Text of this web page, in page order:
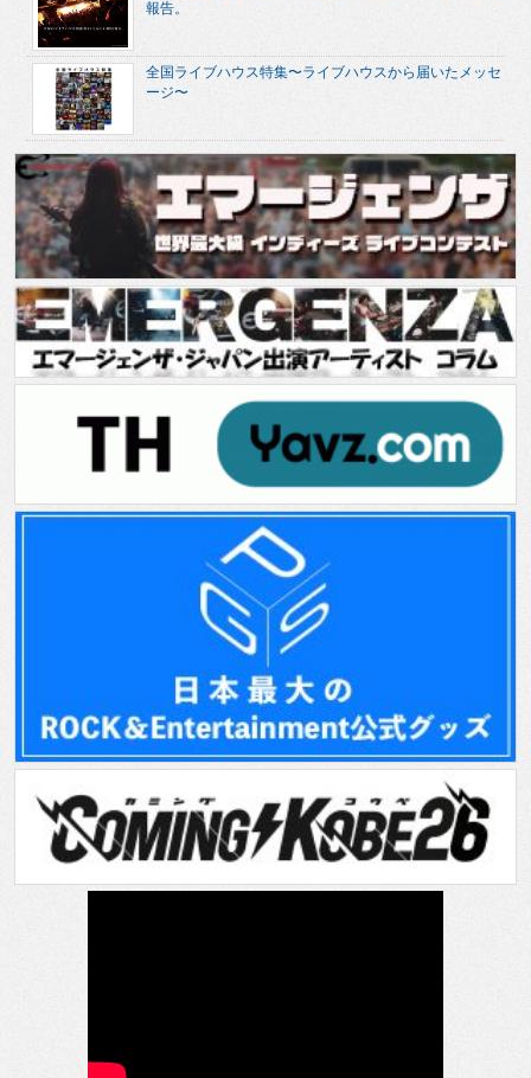
報告。
全国ライブハウス特集〜ライブハウスから届いたメッセ
ージ〜